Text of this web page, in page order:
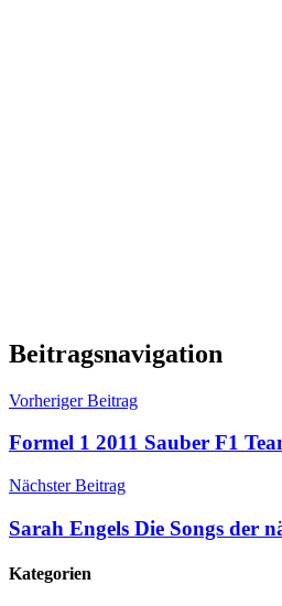
Beitragsnavigation
Vorheriger Beitrag
Formel 1 2011 Sauber F1
Nächster Beitrag
Sarah Engels Die Songs der
Kategorien